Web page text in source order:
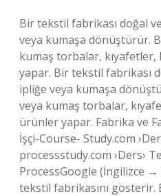
Bir tekstil fabrikası doğal
veya kumaşa dönüştürür.
kumaş torbalar,
yapar. Bir tekstil fabrikası
ipliğe veya kumaşa
veya kumaş torbalar,
ürünler yapar. Fabrika ve
İşçi-Course- Study.com
processstudy.com ›Ders›
ProcessGoogle (İngilizce
tekstil fabrikasını gösterir.